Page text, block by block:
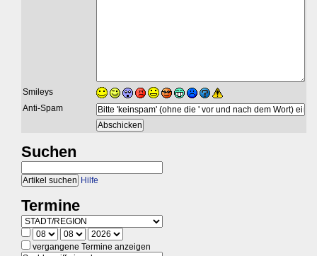
Smileys
Anti-Spam
Suchen
Hilfe
Termine
vergangene Termine anzeigen